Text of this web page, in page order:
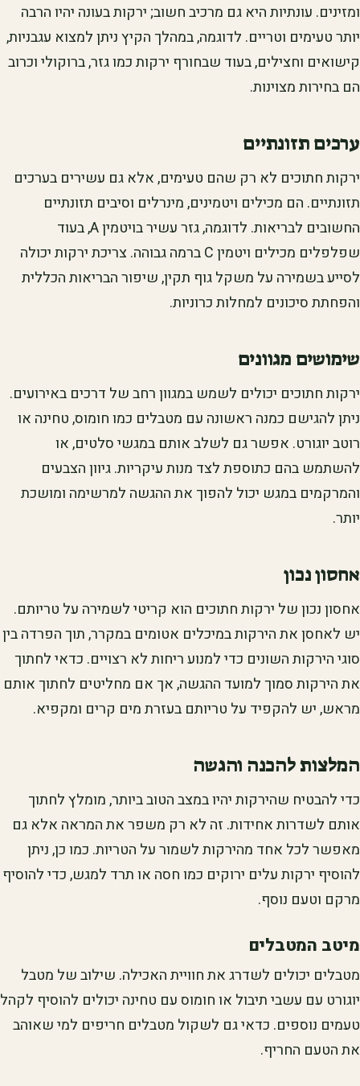
ומזינים. עונתיות היא גם מרכיב חשוב; ירקות בעונה יהיו הרבה
יותר טעימים וטריים. לדוגמה, במהלך הקיץ ניתן למצוא עגבניות,
קישואים וחצילים, בעוד שבחורף ירקות כמו גזר, ברוקולי וכרוב
הם בחירות מצוינות.
ערכים תזונתיים
ירקות חתוכים לא רק שהם טעימים, אלא גם עשירים בערכים
תזונתיים. הם מכילים ויטמינים, מינרלים וסיבים תזונתיים
החשובים לבריאות. לדוגמה, גזר עשיר בויטמין A, בעוד
שפלפלים מכילים ויטמין C ברמה גבוהה. צריכת ירקות יכולה
לסייע בשמירה על משקל גוף תקין, שיפור הבריאות הכללית
והפחתת סיכונים למחלות כרוניות.
שימושים מגוונים
ירקות חתוכים יכולים לשמש במגוון רחב של דרכים באירועים.
ניתן להגישם כמנה ראשונה עם מטבלים כמו חומוס, טחינה או
רוטב יוגורט. אפשר גם לשלב אותם במגשי סלטים, או
להשתמש בהם כתוספת לצד מנות עיקריות. גיוון הצבעים
והמרקמים במגש יכול להפוך את ההגשה למרשימה ומושכת
יותר.
אחסון נכון
אחסון נכון של ירקות חתוכים הוא קריטי לשמירה על טריותם.
יש לאחסן את הירקות במיכלים אטומים במקרר, תוך הפרדה בין
סוגי הירקות השונים כדי למנוע ריחות לא רצויים. כדאי לחתוך
את הירקות סמוך למועד ההגשה, אך אם מחליטים לחתוך אותם
מראש, יש להקפיד על טריותם בעזרת מים קרים ומקפיא.
המלצות להכנה והגשה
כדי להבטיח שהירקות יהיו במצב הטוב ביותר, מומלץ לחתוך
אותם לשדרות אחידות. זה לא רק משפר את המראה אלא גם
מאפשר לכל אחד מהירקות לשמור על הטריות. כמו כן, ניתן
להוסיף ירקות עלים ירוקים כמו חסה או תרד למגש, כדי להוסיף
מרקם וטעם נוסף.
מיטב המטבלים
מטבלים יכולים לשדרג את חוויית האכילה. שילוב של מטבל
יוגורט עם עשבי תיבול או חומוס עם טחינה יכולים להוסיף לקהל
טעמים נוספים. כדאי גם לשקול מטבלים חריפים למי שאוהב
את הטעם החריף.